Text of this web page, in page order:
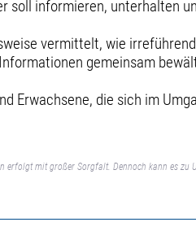
soll informieren, unterhalten
vermittelt, wie
gemeinsam
Erwachsene, die sich im
erfolgt mit großer Sorgfalt. Dennoch kann es